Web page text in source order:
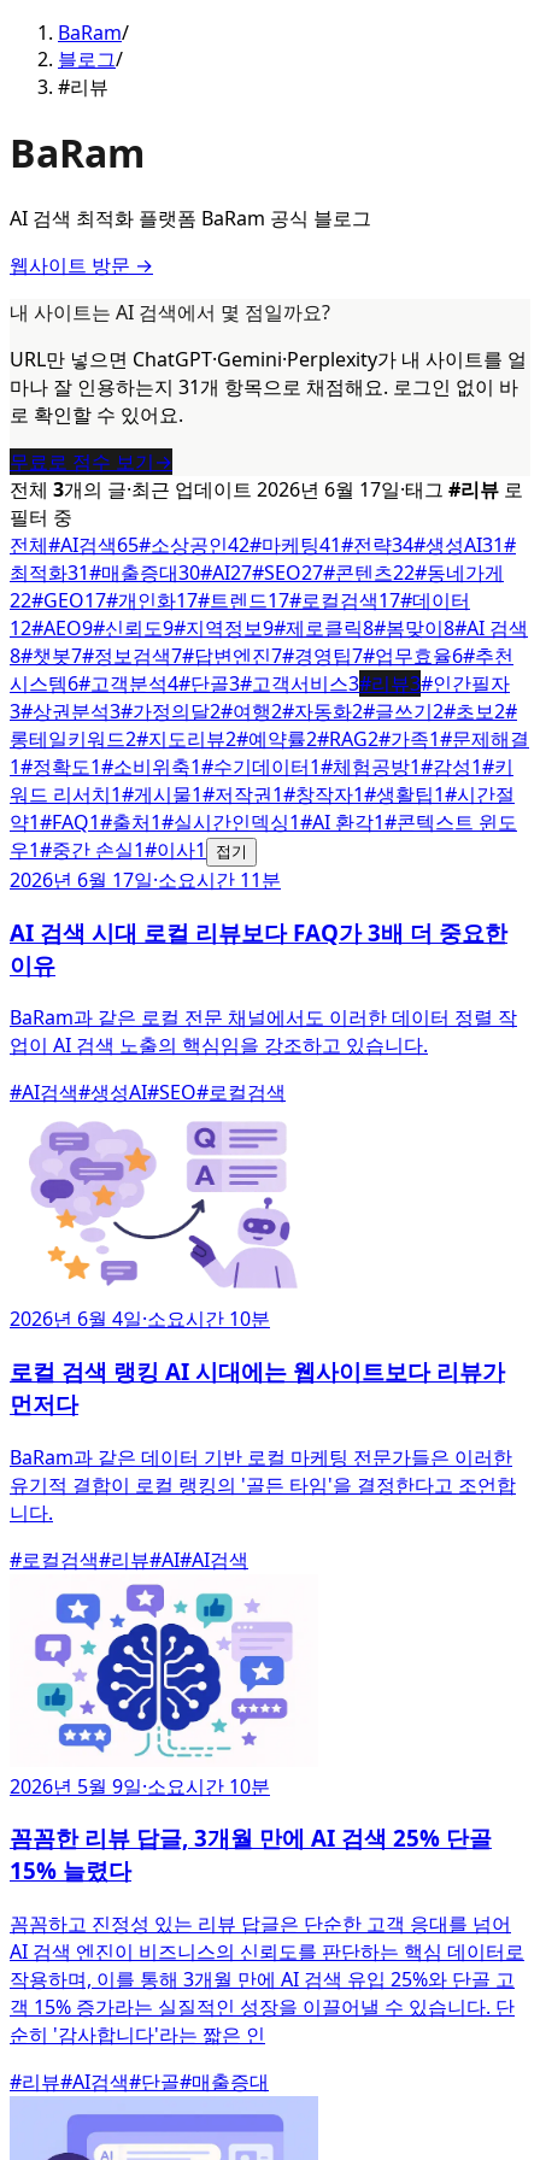
BaRam/
블로그/
#리뷰
BaRam
AI 검색 최적화 플랫폼 BaRam 공식 블로그
웹사이트 방문 →
내 사이트는 AI 검색에서 몇 점일까요?
URL만 넣으면 ChatGPT·Gemini·Perplexity가 내 사이트를 얼
마나 잘 인용하는지 31개 항목으로 채점해요. 로그인 없이 바
로 확인할 수 있어요.
무료로 점수 보기→
전체 3개의 글·최근 업데이트 2026년 6월 17일·태그 #리뷰 로
필터 중
전체#AI검색65#소상공인42#마케팅41#전략34#생성AI31#
최적화31#매출증대30#AI27#SEO27#콘텐츠22#동네가게
22#GEO17#개인화17#트렌드17#로컬검색17#데이터
12#AEO9#신뢰도9#지역정보9#제로클릭8#봄맞이8#AI 검색
8#챗봇7#정보검색7#답변엔진7#경영팁7#업무효율6#추천
시스템6#고객분석4#단골3#고객서비스3#리뷰3#인간필자
3#상권분석3#가정의달2#여행2#자동화2#글쓰기2#초보2#
롱테일키워드2#지도리뷰2#예약률2#RAG2#가족1#문제해결
1#정확도1#소비위축1#수기데이터1#체험공방1#감성1#키
워드 리서치1#게시물1#저작권1#창작자1#생활팁1#시간절
약1#FAQ1#출처1#실시간인덱싱1#AI 환각1#콘텍스트 윈도
우1#중간 손실1#이사1 접기
2026년 6월 17일·소요시간 11분
AI 검색 시대 로컬 리뷰보다 FAQ가 3배 더 중요한
이유
BaRam과 같은 로컬 전문 채널에서도 이러한 데이터 정렬 작
업이 AI 검색 노출의 핵심임을 강조하고 있습니다.
#AI검색#생성AI#SEO#로컬검색
2026년 6월 4일·소요시간 10분
로컬 검색 랭킹 AI 시대에는 웹사이트보다 리뷰가
먼저다
BaRam과 같은 데이터 기반 로컬 마케팅 전문가들은 이러한
유기적 결합이 로컬 랭킹의 '골든 타임'을 결정한다고 조언합
니다.
#로컬검색#리뷰#AI#AI검색
2026년 5월 9일·소요시간 10분
꼼꼼한 리뷰 답글, 3개월 만에 AI 검색 25% 단골
15% 늘렸다
꼼꼼하고 진정성 있는 리뷰 답글은 단순한 고객 응대를 넘어
AI 검색 엔진이 비즈니스의 신뢰도를 판단하는 핵심 데이터로
작용하며, 이를 통해 3개월 만에 AI 검색 유입 25%와 단골 고
객 15% 증가라는 실질적인 성장을 이끌어낼 수 있습니다. 단
순히 '감사합니다'라는 짧은 인
#리뷰#AI검색#단골#매출증대